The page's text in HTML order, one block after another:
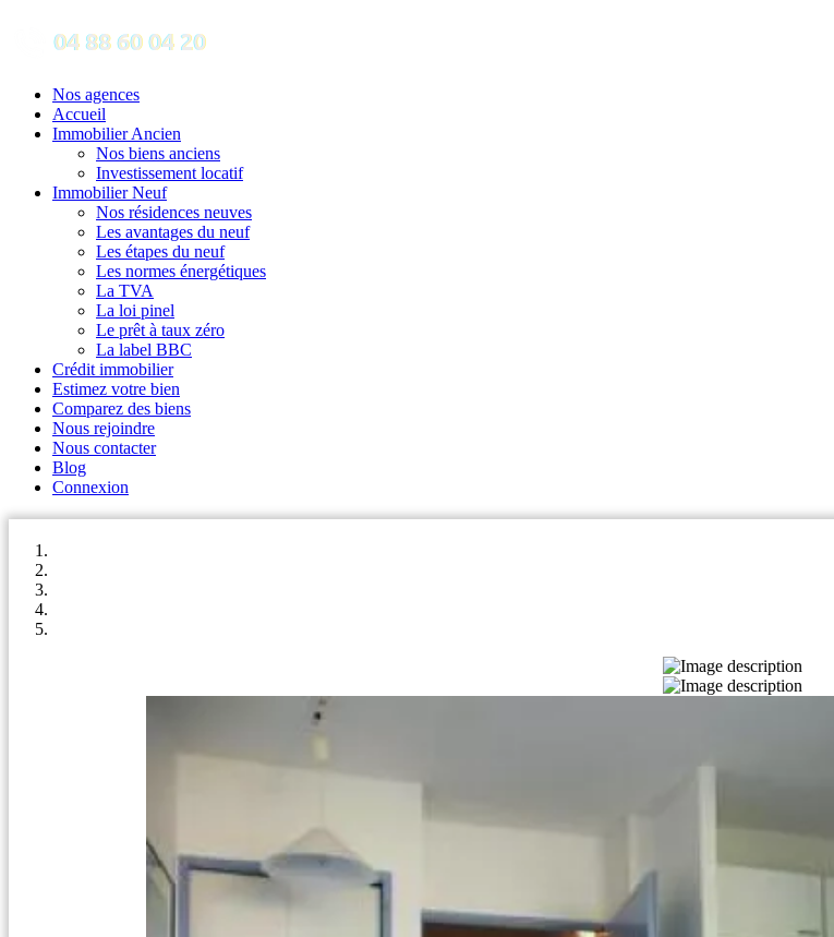
Nos agences
Accueil
Immobilier Ancien
Nos biens anciens
Investissement locatif
Immobilier Neuf
Nos résidences neuves
Les avantages du neuf
Les étapes du neuf
Les normes énergétiques
La TVA
La loi pinel
Le prêt à taux zéro
La label BBC
Crédit immobilier
Estimez votre bien
Comparez des biens
Nous rejoindre
Nous contacter
Blog
Connexion